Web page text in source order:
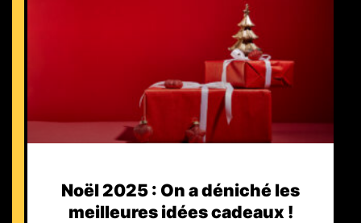
Noël 2025 : On a déniché les
meilleures idées cadeaux !